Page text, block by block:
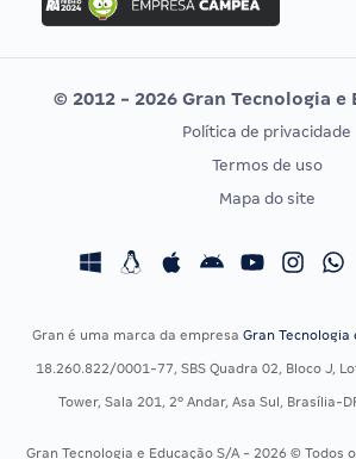
Concurso MPU
Editais publicados
Vunesp
CONCURSOS POR PROFISSÃO
Concursos Fiscais
Concursos Saúde
EXAME
© 2012 - 2026 Gran Tecnologia e
Política de privacidade
Termos de uso
Mapa do site
Gran é uma marca da empresa Gran Tecnologia
18.260.822/0001-77, SBS Quadra 02, Bloco J,
Tower, Sala 201, 2º Andar, Asa Sul, Brasília-
Gran Tecnologia e Educação S/A - 2026 © Todos